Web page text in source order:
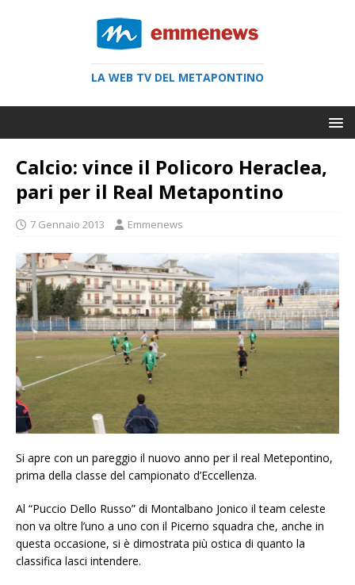
LA WEB TV DEL METAPONTINO
Calcio: vince il Policoro Heraclea,
pari per il Real Metapontino
7 Gennaio 2013 Emmenews
Si apre con un pareggio il nuovo anno per il real Metepontino,
prima della classe del campionato d’Eccellenza.
Al “Puccio Dello Russo” di Montalbano Jonico il team celeste
non va oltre l’uno a uno con il Picerno squadra che, anche in
questa occasione, si è dimostrata più ostica di quanto la
classifica lasci intendere.